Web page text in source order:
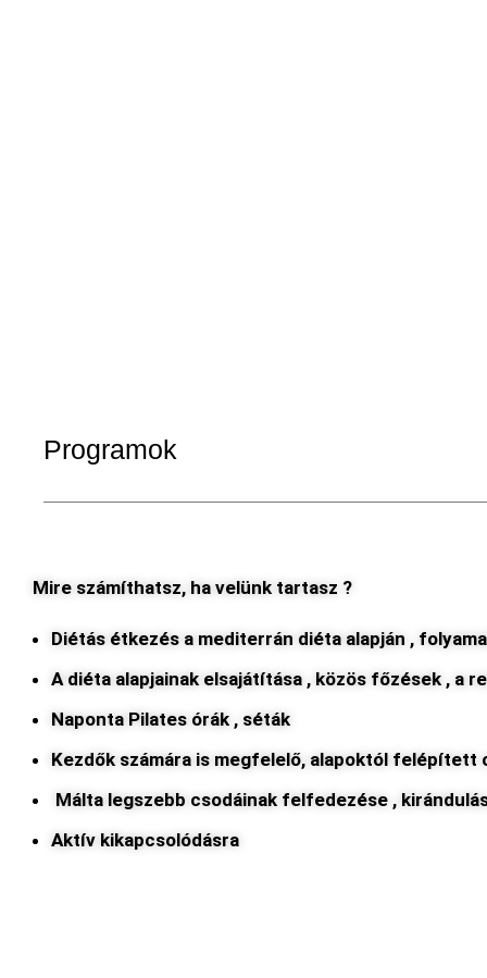
Programok
Mire számíthatsz, ha velünk tartasz ?
Diétás étkezés a mediterrán diéta alapján ,
A diéta alapjainak elsajátítása , közös főzések , a
Naponta Pilates órák , séták
Kezdők számára is megfelelő, alapoktól felépített
Málta legszebb csodáinak felfedezése ,
Aktív kikapcsolódásra